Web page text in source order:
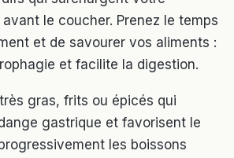
le coucher. Prenez le temps
et de savourer vos aliments :
et facilite la digestion.
gras, frits ou épicés qui
gastrique et favorisent le
les boissons